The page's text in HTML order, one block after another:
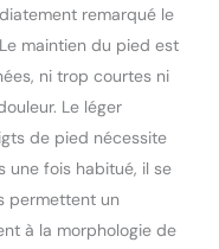
grâce à la
innovante
pour
stabilité et
dynamique de
du pied
en
remarqué le
maintien du pied est
ni trop courtes ni
Le léger
de pied nécessite
une fois habitué, il se
permettent un
à la morphologie de